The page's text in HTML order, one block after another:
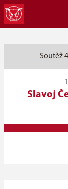
Soutěž
Slavoj